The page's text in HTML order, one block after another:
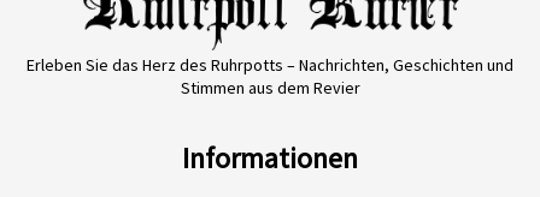
Erleben Sie das Herz des Ruhrpotts – Nachrichten, Geschichten und
Stimmen aus dem Revier
Informationen